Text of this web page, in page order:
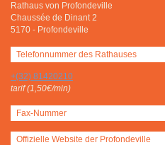
Rathaus von Profondeville
Chaussée de Dinant 2
5170 - Profondeville
Telefonnummer des Rathauses
+(32) 81420210
tarif (1,50€/min)
Fax-Nummer
Offizielle Website der Profondeville